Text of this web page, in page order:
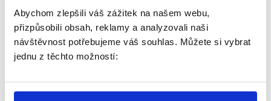
Abychom zlepšili váš zážitek na našem webu,
přizpůsobili obsah, reklamy a analyzovali naši
návštěvnost potřebujeme váš souhlas. Můžete si vybrat
jednu z těchto možností:
Chcete také pomáhat? Staňte se pravidelným
dárcem a pomáhejte spolu s námi starším lidem
během celého roku -Chci pomáhat!